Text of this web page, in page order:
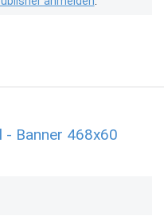
Banner 468x60